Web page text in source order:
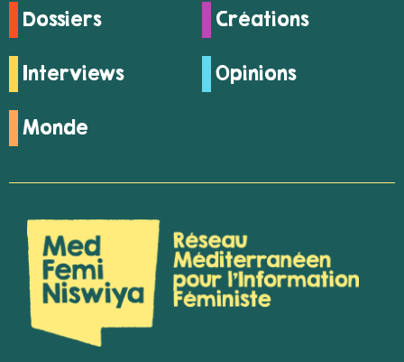
Dossiers Créations
Interviews Opinions
Monde